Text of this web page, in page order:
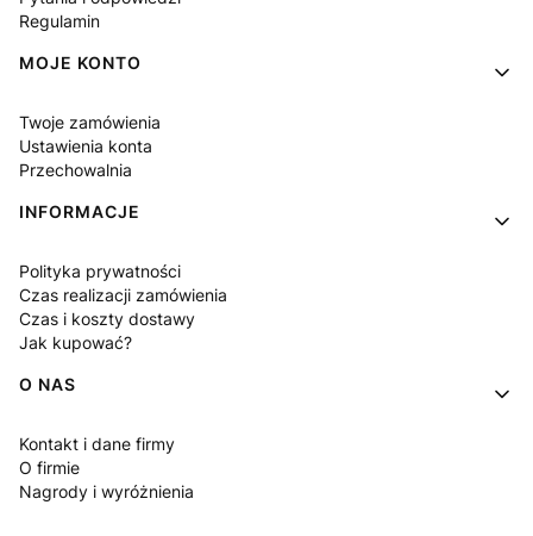
Regulamin
MOJE KONTO
Twoje zamówienia
Ustawienia konta
Przechowalnia
INFORMACJE
Polityka prywatności
Czas realizacji zamówienia
Czas i koszty dostawy
Jak kupować?
O NAS
Kontakt i dane firmy
O firmie
Nagrody i wyróżnienia